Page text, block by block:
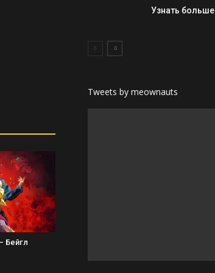
Бейгл
Узнать больше
Tweets by meownauts